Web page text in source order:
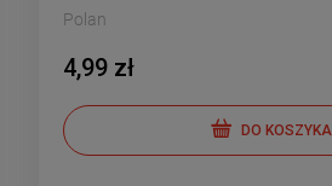
Polan
4,99 zł
DO KOSZYKA